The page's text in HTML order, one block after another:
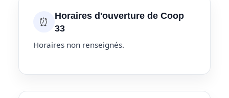
⏰
Horaires d'ouverture de Coop
33
Horaires non renseignés.